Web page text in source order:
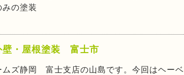
の塗装
・屋根塗装 富士市
ムズ静岡 富士支店の山島です。今回はヘーベ